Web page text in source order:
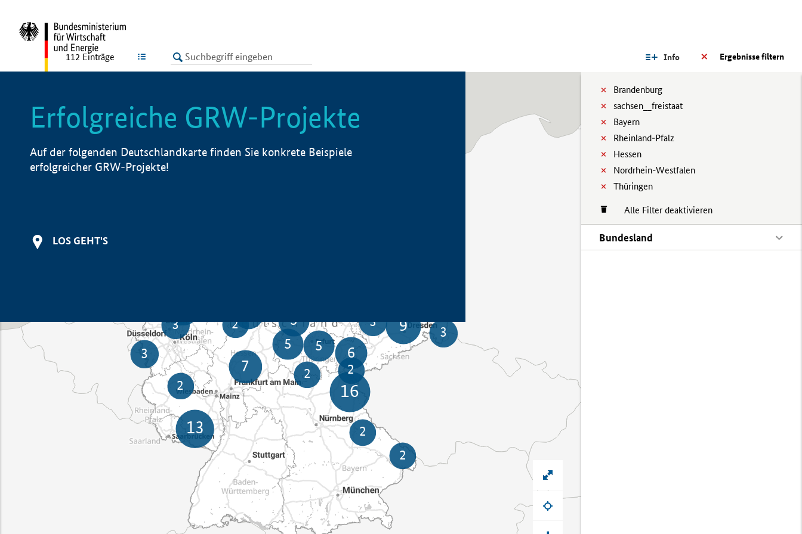
LISTE Ergebnisse filtern
Info
Brandenburg
sachsen__freistaat
Bayern
Rheinland-Pfalz
Hessen
Nordrhein-Westfalen
Thüringen
Alle Filter deaktivieren
Bundesland
112 Einträge
Erfolgreiche GRW-Projekte
Auf der folgenden Deutschlandkarte finden Sie konkrete Beispiele
erfolgreicher GRW-Projekte!
LOS GEHT'S